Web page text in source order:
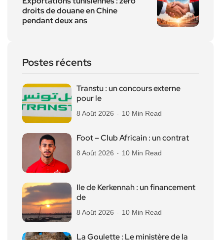
droits de douane en Chine
pendant deux ans
Postes récents
Transtu : un concours externe
pour le
8 Août 2026 10 Min Read
Foot – Club Africain : un contrat
8 Août 2026 10 Min Read
Ile de Kerkennah : un financement
de
8 Août 2026 10 Min Read
La Goulette : Le ministère de la